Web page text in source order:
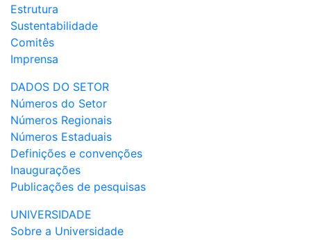
Estrutura
Sustentabilidade
Comitês
Imprensa
DADOS DO SETOR
Números do Setor
Números Regionais
Números Estaduais
Definições e convenções
Inaugurações
Publicações de pesquisas
UNIVERSIDADE
Sobre a Universidade